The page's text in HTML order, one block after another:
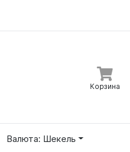
Корзина
Валюта: Шекель